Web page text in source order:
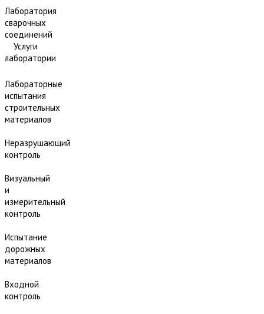
Лаборатория
сварочных
соединений
Услуги
лаборатории
Лабораторные
испытания
строительных
материалов
Неразрушающий
контроль
Визуальный
и
измерительный
контроль
Испытание
дорожных
материалов
Входной
контроль